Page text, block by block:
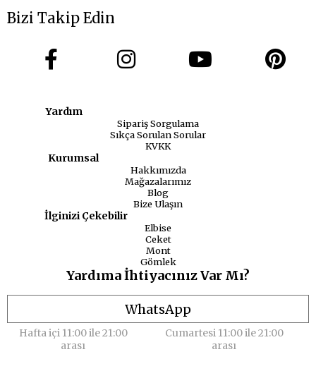
Bizi Takip Edin
Yardım
Sipariş Sorgulama
Sıkça Sorulan Sorular
KVKK
Kurumsal
Hakkımızda
Mağazalarımız
Blog
Bize Ulaşın
İlginizi Çekebilir
Elbise
Ceket
Mont
Gömlek
Yardıma İhtiyacınız Var Mı?
WhatsApp
Hafta içi 11:00 ile 21:00
arası
Cumartesi 11:00 ile 21:00
arası